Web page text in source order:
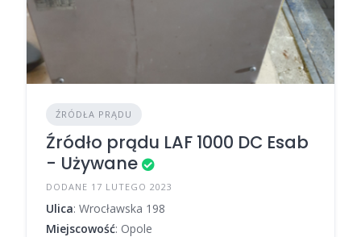
ŹRÓDŁA PRĄDU
Źródło prądu LAF 1000 DC Esab
- Używane
DODANE 17 LUTEGO 2023
Ulica: Wrocławska 198
Miejscowość: Opole